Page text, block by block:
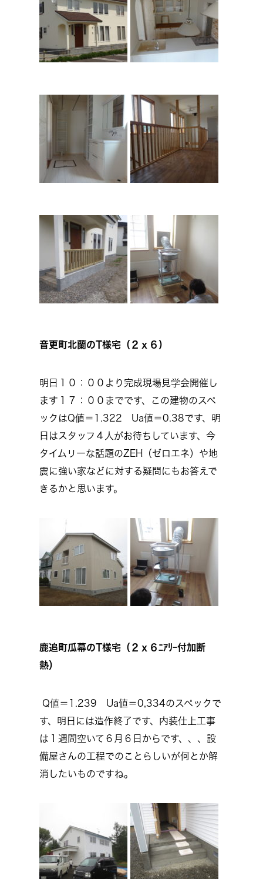
音更町北蘭のT様宅（２ｘ６）
明日１０：００より完成現場見学会開催し
ます１７：００までです、この建物のスペ
ックはQ値＝1.322 Ua値＝0.38です、明
日はスタッフ４人がお待ちしています、今
タイムリーな話題のZEH（ゼロエネ）や地
震に強い家などに対する疑問にもお答えで
きるかと思います。
鹿追町瓜幕のT様宅（２ｘ６ﾆｱﾘｰ付加断
熱）
Q値＝1.239 Ua値＝0,334のスペックで
す、明日には造作終了です、内装仕上工事
は１週間空いて６月６日からです、、、設
備屋さんの工程でのことらしいが何とか解
消したいものですね。